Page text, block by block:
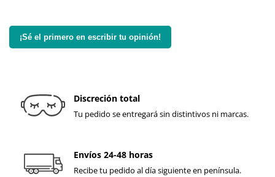
¡Sé el primero en escribir tu opinión!
Discreción total
Tu pedido se entregará sin distintivos ni marcas.
Envíos 24-48 horas
Recibe tu pedido al día siguiente en península.